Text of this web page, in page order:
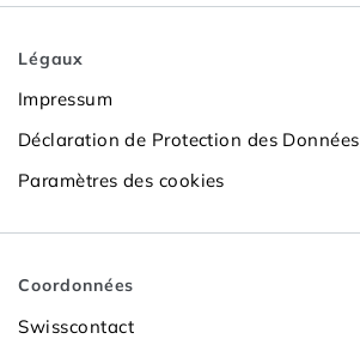
Légaux
Impressum
Déclaration de Protection des Données
Paramètres des cookies
Coordonnées
Swisscontact